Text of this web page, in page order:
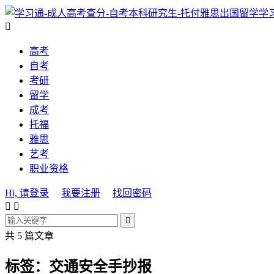
学

高考
自考
考研
留学
成考
托福
雅思
艺考
职业资格
Hi, 请登录 我要注册
找回密码
 

共 5 篇文章
标签：交通安全手抄报